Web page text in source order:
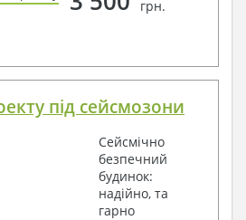
грн.
під сейсмозони
Сейсмічно
безпечний
будинок:
надійно, та
гарно